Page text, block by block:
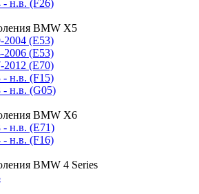
- н.в. (F26)
BMW X5
2004 (E53)
2006 (E53)
2012 (E70)
- н.в. (F15)
- н.в. (G05)
BMW X6
- н.в. (E71)
- н.в. (F16)
BMW 4 Series